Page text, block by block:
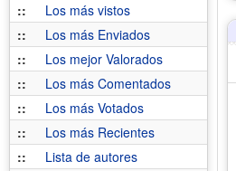
::
Los más vistos
::
Los más Enviados
::
Los mejor Valorados
::
Los más Comentados
::
Los más Votados
::
Los más Recientes
::
Lista de autores